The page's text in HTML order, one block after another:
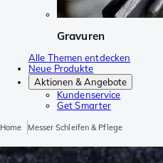
Gravuren
Alle Themen entdecken
Neue Produkte
Aktionen & Angebote
Kundenservice
Get Smarter
Home Messer Schleifen & Pflege